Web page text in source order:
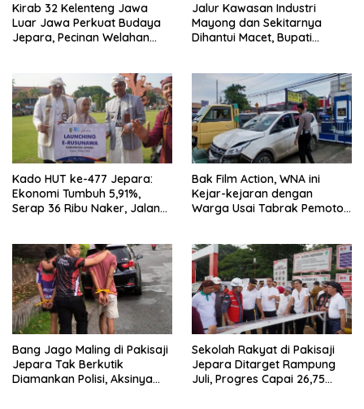
Kirab 32 Kelenteng Jawa
Luar Jawa Perkuat Budaya
Jepara, Pecinan Welahan
Jalur Kawasan Industri
Mayong dan Sekitarnya
Dihantui Macet, Bupati
Kado HUT ke-477 Jepara:
Ekonomi Tumbuh 5,91%,
Serap 36 Ribu Naker, Jalan
Bak Film Action, WNA ini
Kejar-kejaran dengan
Warga Usai Tabrak Pemotor
Bang Jago Maling di Pakisaji
Jepara Tak Berkutik
Diamankan Polisi, Aksinya
Sekolah Rakyat di Pakisaji
Jepara Ditarget Rampung
Juli, Progres Capai 26,75